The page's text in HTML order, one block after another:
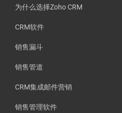
为什么选择Zoho CRM
CRM软件
销售漏斗
销售管道
CRM集成邮件营销
销售管理软件